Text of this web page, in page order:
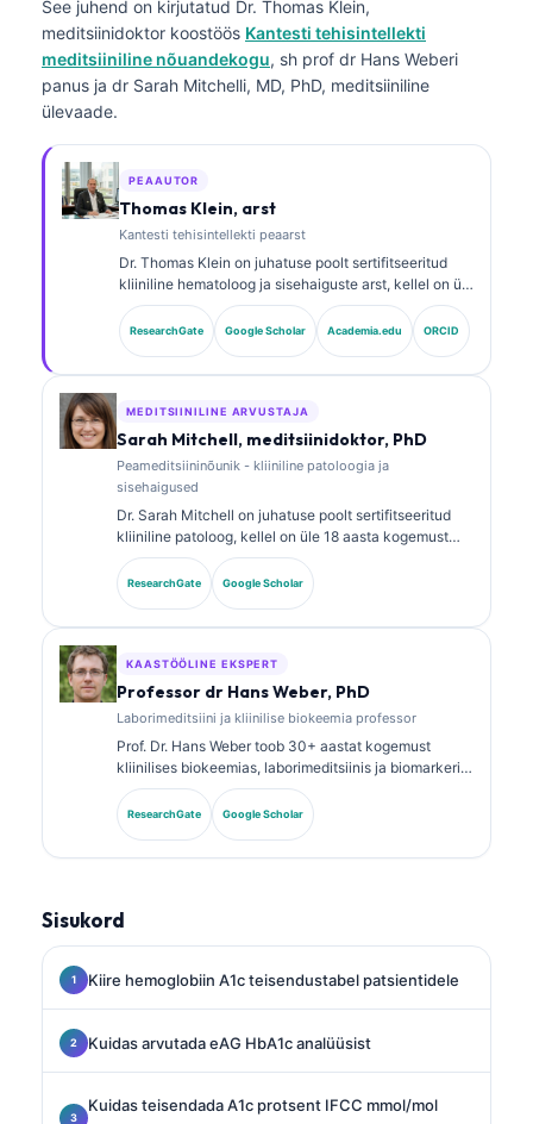
See juhend on kirjutatud Dr. Thomas Klein,
meditsiinidoktor koostöös Kantesti tehisintellekti
meditsiiniline nõuandekogu, sh prof dr Hans Weberi
panus ja dr Sarah Mitchelli, MD, PhD, meditsiiniline
ülevaade.
PEAAUTOR
Thomas Klein, arst
Kantesti tehisintellekti peaarst
Dr. Thomas Klein on juhatuse poolt sertifitseeritud
kliiniline hematoloog ja sisehaiguste arst, kellel on üle
15 aasta kogemust laborimeditsiini ja tehisintellekti
abiga kliinilise analüüsi vallas. Kantesti AI
meditsiinijuhina tagab ta omandis oleva närvivõrgu
ja laboridiagnostika teemadel laborimeditsiini
valdkonnas.
ResearchGate Google Scholar Academia.edu ORCID
MEDITSIINILINE ARVUSTAJA
Sarah Mitchell, meditsiinidoktor, PhD
Peameditsiininõunik - kliiniline patoloogia ja
sisehaigused
Dr. Sarah Mitchell on juhatuse poolt sertifitseeritud
kliiniline patoloog, kellel on üle 18 aasta kogemust
laborimeditsiinis ja diagnostilises analüüsis. Tal on
erialased sertifikaadid kliinilises keemias ning ta on
avaldanud ulatuslikult töid biomarkerite paneelide ja
ResearchGate Google Scholar
KAASTÖÖLINE EKSPERT
Professor dr Hans Weber, PhD
Laborimeditsiini ja kliinilise biokeemia professor
Prof. Dr. Hans Weber toob 30+ aastat kogemust
kliinilises biokeemias, laborimeditsiinis ja biomarkerite
uurimises. Ta oli varem Saksa kliinilise keemia seltsi
president ning on spetsialiseerunud diagnostiliste
paneelide analüüsile, biomarkerite
ResearchGate Google Scholar
Sisukord
Kiire hemoglobiin A1c teisendustabel patsientidele
Kuidas arvutada eAG HbA1c analüüsist
Kuidas teisendada A1c protsent IFCC mmol/mol